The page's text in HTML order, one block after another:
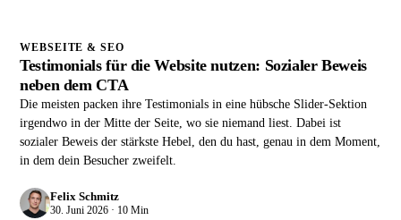
WEBSEITE & SEO
Testimonials für die Website nutzen: Sozialer Beweis
neben dem CTA
Die meisten packen ihre Testimonials in eine hübsche Slider-Sektion
irgendwo in der Mitte der Seite, wo sie niemand liest. Dabei ist
sozialer Beweis der stärkste Hebel, den du hast, genau in dem Moment,
in dem dein Besucher zweifelt.
Felix Schmitz
30. Juni 2026 · 10 Min